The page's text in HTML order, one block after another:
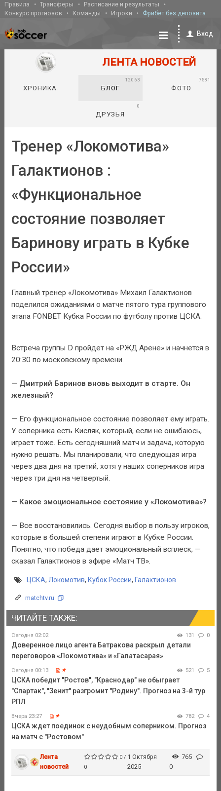
Правила Трансферы
Расписание и результаты
Конкурс прогнозов
Команды Игроки Фрибет без депозита
Вход
ЛЕНТА НОВОСТЕЙ
ХРОНИКА БЛОГ
12063
ФОТО
7581
ДРУЗЬЯ
0
Тренер «Локомотива»
Галактионов :
«Функциональное
состояние позволяет
Баринову играть в Кубке
России»
Главный тренер «Локомотива» Михаил Галактионов
поделился ожиданиями о матче пятого тура группового
этапа FONBET Кубка России по футболу против ЦСКА.
Встреча группы D пройдет на «РЖД Арене» и начнется в
20:30 по московскому времени.
— Дмитрий Баринов вновь выходит в старте. Он
железный?
— Его функциональное состояние позволяет ему играть.
У соперника есть Кисляк, который, если не ошибаюсь,
играет тоже. Есть сегодняшний матч и задача, которую
нужно решать. Мы планировали, что следующая игра
через два дня на третий, хотя у наших соперников игра
через три дня на четвертый.
— Какое эмоциональное состояние у «Локомотива»?
— Все восстановились. Сегодня выбор в пользу игроков,
которые в большей степени играют в Кубке России.
Понятно, что победа дает эмоциональный всплеск, —
сказал Галактионов в эфире «Матч ТВ».
ЦСКА, Локомотив, Кубок России, Галактионов
matchtv.ru
ЧИТАЙТЕ ТАКЖЕ:
Сегодня 02:02 131 0
Доверенное лицо агента Батракова раскрыл детали
переговоров «Локомотива» и «Галатасарая»
Сегодня 00:13 521 5
ЦСКА победит "Ростов", "Краснодар" не обыграет
"Спартак", "Зенит" разгромит "Родину". Прогноз на 3-й тур
РПЛ
Вчера 23:27 782 4
ЦСКА ждет поединок с неудобным соперником. Прогноз
на матч с "Ростовом"
Лента
новостей
0 /
0
1 Октября
2025
765
0